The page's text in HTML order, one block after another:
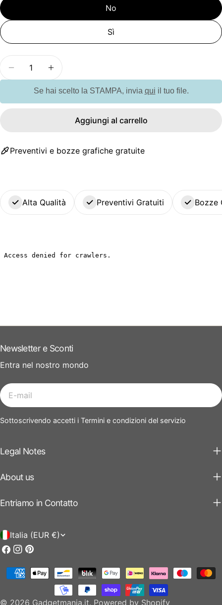
No
Sì
Diminuisci la quantità per G94736 FLASHY.
Aumenta la quantità per G94736
Se hai scelto la STAMPA, invia qui il tuo file.
Aggiungi al carrello
Preventivi e bozze grafiche gratuite
Alta Qualità Preventivi Gratuiti Bozze
Legal Notes
About us
Entriamo in Contatto
Newsletter e Sconti
Entra nel nostro mondo
E-
mail
Sottoscrivendo accetti i Termini e condizioni del servizio
P
a
e
Italia (EUR €)
Facebook
Instagram
Pinterest
© 2026 Gadgetmania.it. Powered by Shopify
Modalità
pagamento